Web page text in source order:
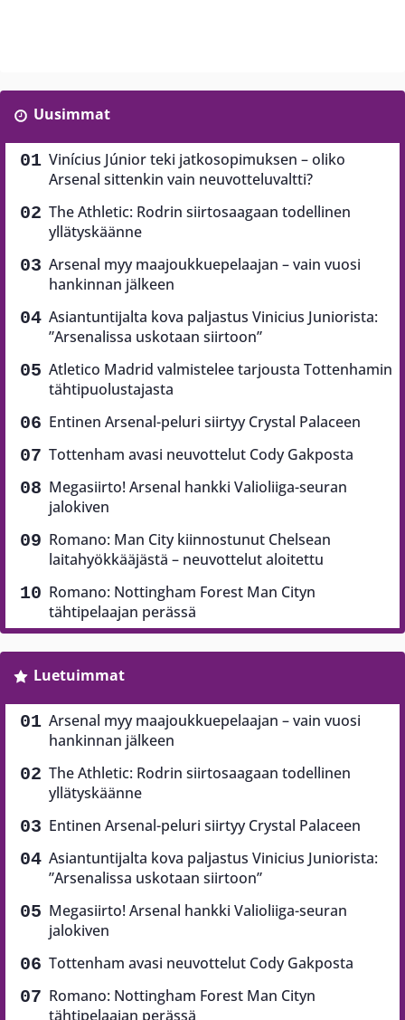
Uusimmat
Vinícius Júnior teki jatkosopimuksen – oliko
Arsenal sittenkin vain neuvotteluvaltti?
The Athletic: Rodrin siirtosaagaan todellinen
yllätyskäänne
Arsenal myy maajoukkuepelaajan – vain vuosi
hankinnan jälkeen
Asiantuntijalta kova paljastus Vinicius Juniorista:
”Arsenalissa uskotaan siirtoon”
Atletico Madrid valmistelee tarjousta Tottenhamin
tähtipuolustajasta
Entinen Arsenal-peluri siirtyy Crystal Palaceen
Tottenham avasi neuvottelut Cody Gakposta
Megasiirto! Arsenal hankki Valioliiga-seuran
jalokiven
Romano: Man City kiinnostunut Chelsean
laitahyökkääjästä – neuvottelut aloitettu
Romano: Nottingham Forest Man Cityn
tähtipelaajan perässä
Luetuimmat
Arsenal myy maajoukkuepelaajan – vain vuosi
hankinnan jälkeen
The Athletic: Rodrin siirtosaagaan todellinen
yllätyskäänne
Entinen Arsenal-peluri siirtyy Crystal Palaceen
Asiantuntijalta kova paljastus Vinicius Juniorista:
”Arsenalissa uskotaan siirtoon”
Megasiirto! Arsenal hankki Valioliiga-seuran
jalokiven
Tottenham avasi neuvottelut Cody Gakposta
Romano: Nottingham Forest Man Cityn
tähtipelaajan perässä